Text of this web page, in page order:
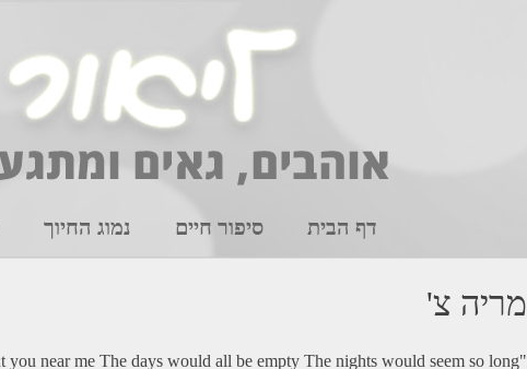
דף הבית סיפור חיים נמוג החיוך
מריה צ'